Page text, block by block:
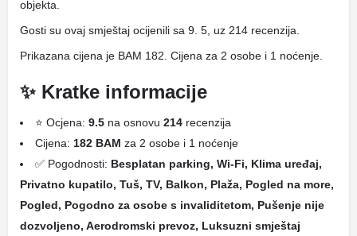
objekta.
Gosti su ovaj smještaj ocijenili sa 9. 5, uz 214 recenzija.
Prikazana cijena je BAM 182. Cijena za 2 osobe i 1 noćenje.
✨ Kratke informacije
⭐ Ocjena: 9.5 na osnovu 214 recenzija
Cijena: 182 BAM za 2 osobe i 1 noćenje
✅ Pogodnosti: Besplatan parking, Wi-Fi, Klima uređaj,
Privatno kupatilo, Tuš, TV, Balkon, Plaža, Pogled na more,
Pogled, Pogodno za osobe s invaliditetom, Pušenje nije
dozvoljeno, Aerodromski prevoz, Luksuzni smještaj